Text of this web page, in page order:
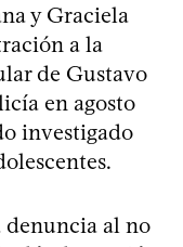
y Graciela
a la
de Gustavo
en agosto
investigado
al no